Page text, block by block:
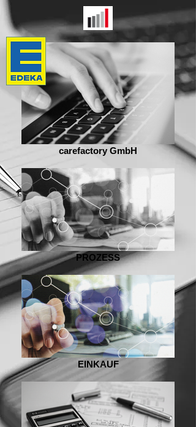
carefactory GmbH
PROZESS
EINKAUF